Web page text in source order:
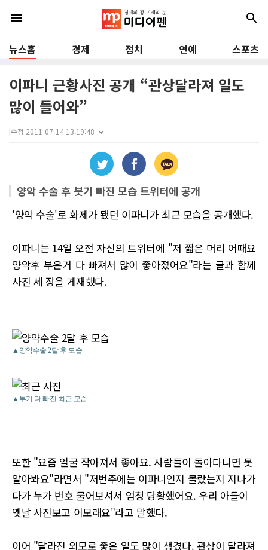
menu search
뉴스홈 경제 정치 연예 스포츠
이파니 근황사진 공개 “관상달라져 일도
많이 들어와”
|수정 2011-07-14 13:19:48
양악 수술 후 붓기 빠진 모습 트위터에 공개
'양악 수술'로 화제가 됐던 이파니가 최근 모습을 공개했다.
이파니는 14일 오전 자신의 트위터에 "저 짧은 머리 어때요
양악후 부은거 다 빠져서 많이 좋아졌어요"라는 글과 함께
사진 세 장을 게재했다.
▲양약수술 2달 후 모습
▲부기 다 빠진 최근 모습
또한 "요즘 얼굴 작아져서 좋아요. 사람들이 돌아다니면 못
알아봐요"라면서 "저번주에는 이파니인지 몰랐는지 지나가
다가 누가 번호 물어보셔서 엄청 당황했어요. 우리 아들이
옛날 사진보고 이모래요"라고 말했다.
이어 "달라진 외모로 좋은 일도 많이 생겼다. 관상이 달라져